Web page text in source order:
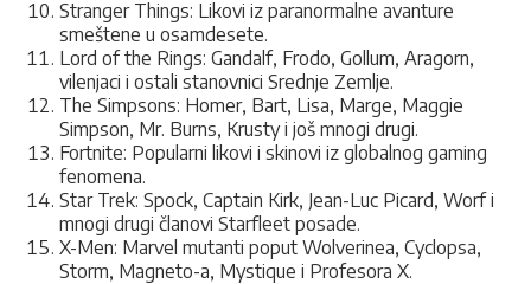
Stranger Things: Likovi iz paranormalne avanture
smeštene u osamdesete.
Lord of the Rings: Gandalf, Frodo, Gollum, Aragorn,
vilenjaci i ostali stanovnici Srednje Zemlje.
The Simpsons: Homer, Bart, Lisa, Marge, Maggie
Simpson, Mr. Burns, Krusty i još mnogi drugi.
Fortnite: Popularni likovi i skinovi iz globalnog gaming
fenomena.
Star Trek: Spock, Captain Kirk, Jean-Luc Picard, Worf i
mnogi drugi članovi Starfleet posade.
X-Men: Marvel mutanti poput Wolverinea, Cyclopsa,
Storm, Magneto-a, Mystique i Profesora X.